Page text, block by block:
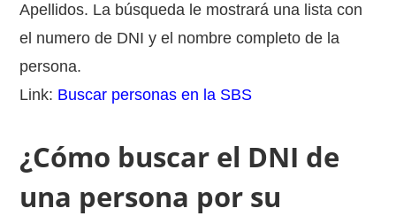
Apellidos. La búsqueda le mostrará una lista con
el numero de DNI y el nombre completo de la
persona.
Link: Buscar personas en la SBS
¿Cómo buscar el DNI de
una persona por su